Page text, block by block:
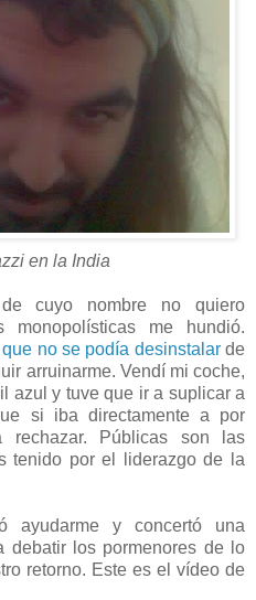
en la India
cuyo nombre no quiero
monopolísticas me hundió.
no se podía desinstalarde
arruinarme. Vendí mi coche,
azul y tuve que ir a suplicar a
si iba directamente a por
Públicas son las
tenido por el liderazgo de la
ayudarme y concertó una
debatir los pormenores de lo
retorno. Este es el vídeo de